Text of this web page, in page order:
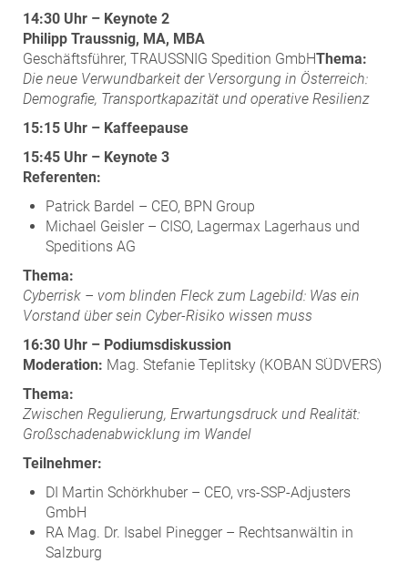
14:30 Uhr – Keynote 2
Philipp Traussnig, MA, MBA
Geschäftsführer, TRAUSSNIG Spedition GmbHThema:
Die neue Verwundbarkeit der Versorgung in Österreich:
Demografie, Transportkapazität und operative Resilienz
15:15 Uhr – Kaffeepause
15:45 Uhr – Keynote 3
Referenten:
Patrick Bardel – CEO, BPN Group
Michael Geisler – CISO, Lagermax Lagerhaus und
Speditions AG
Thema:
Cyberrisk – vom blinden Fleck zum Lagebild: Was ein
Vorstand über sein Cyber-Risiko wissen muss
16:30 Uhr – Podiumsdiskussion
Moderation: Mag. Stefanie Teplitsky (KOBAN SÜDVERS)
Thema:
Zwischen Regulierung, Erwartungsdruck und Realität:
Großschadenabwicklung im Wandel
Teilnehmer:
DI Martin Schörkhuber – CEO, vrs-SSP-Adjusters
GmbH
RA Mag. Dr. Isabel Pinegger – Rechtsanwältin in
Salzburg